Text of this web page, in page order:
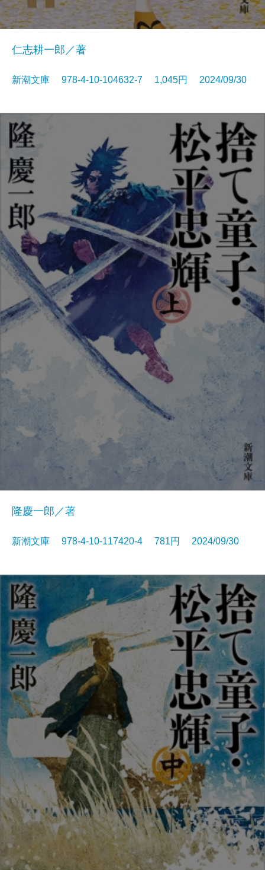
仁志耕一郎／著
新潮文庫 978-4-10-104632-7 1,045円 2024/09/30
隆慶一郎／著
新潮文庫 978-4-10-117420-4 781円 2024/09/30